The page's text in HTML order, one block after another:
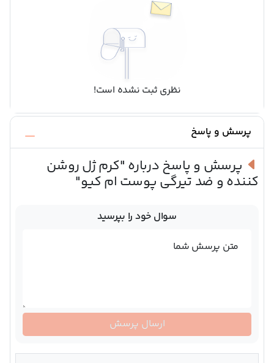
نظری ثبت نشده است!
پرسش و پاسخ
پرسش و پاسخ درباره "کرم ژل روشن
کننده و ضد تیرگی پوست ام کیو"
سوال خود را بپرسید
متن پرسش شما
ارسال پرسش